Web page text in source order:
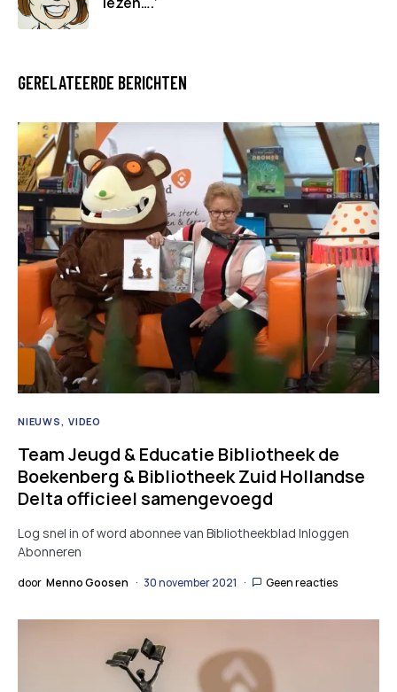
GERELATEERDE BERICHTEN
NIEUWS VIDEO
Team Jeugd & Educatie Bibliotheek de
Boekenberg & Bibliotheek Zuid Hollandse
Delta officieel samengevoegd
Log snel in of word abonnee van Bibliotheekblad Inloggen
Abonneren
door Menno Goosen 30 november 2021 Geen reacties